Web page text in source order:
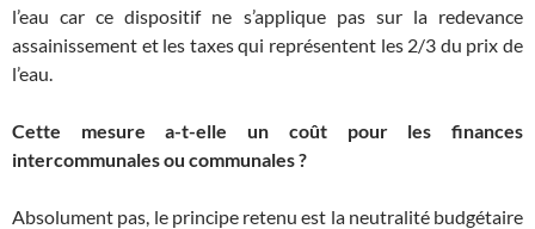
l’eau car ce dispositif ne s’applique pas sur la redevance
assainissement et les taxes qui représentent les 2/3 du prix de
l’eau.
Cette mesure a-t-elle un coût pour les finances
intercommunales ou communales ?
Absolument pas, le principe retenu est la neutralité budgétaire